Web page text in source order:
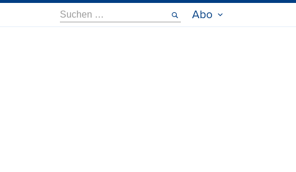
Suche
nach:
Abo